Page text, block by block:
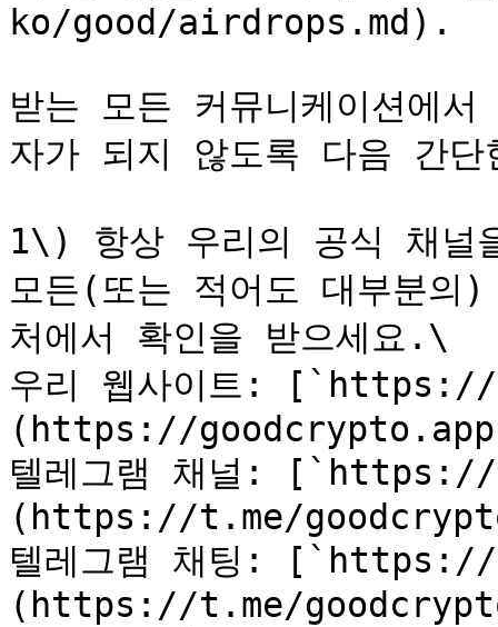
ko/good/airdrops.md).
받는 모든 커뮤니케이션에
자가 되지 않도록 다음 간
1\) 항상 우리의 공식 채널
모든(또는 적어도 대부분
처에서 확인을 받으세요.\
우리 웹사이트:
(https://
텔레그램 채널:
(https://t.me/
텔레그램 채팅:
(https://t.me/